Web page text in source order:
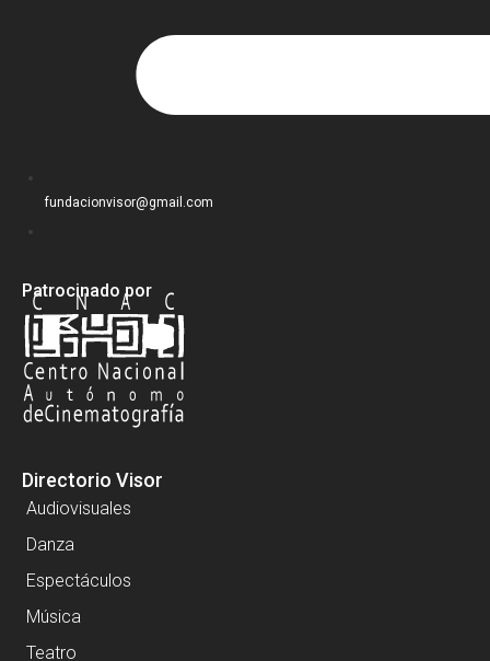
fundacionvisor@gmail.com
Patrocinado por
Directorio Visor
Audiovisuales
Danza
Espectáculos
Música
Teatro